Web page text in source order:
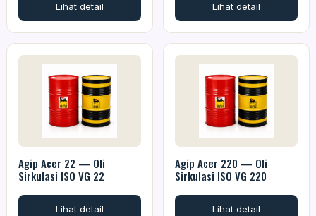
Lihat detail Lihat detail
Agip Acer 22 — Oli
Sirkulasi ISO VG 22
Lihat detail
Agip Acer 220 — Oli
Sirkulasi ISO VG 220
Lihat detail